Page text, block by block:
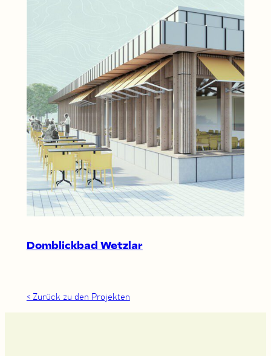
Domblickbad Wetzlar
< Zurück zu den Projekten